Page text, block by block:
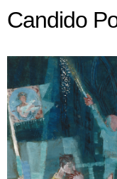
Candido